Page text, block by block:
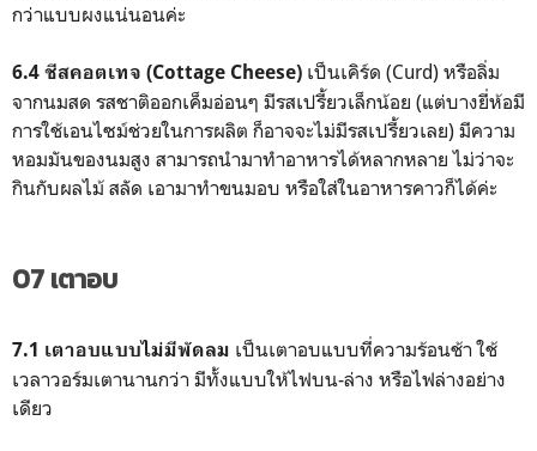
กว่าแบบผงแน่นอนค่ะ
6.4 ชีสคอตเทจ (Cottage Cheese) เป็นเคิร์ด (Curd) หรือลิ่ม
จากนมสด รสชาติออกเค็มอ่อนๆ มีรสเปรี้ยวเล็กน้อย (แต่บางยี่ห้อมี
การใช้เอนไซม์ช่วยในการผลิต ก็อาจจะไม่มีรสเปรี้ยวเลย) มีความ
หอมมันของนมสูง สามารถนำมาทำอาหารได้หลากหลาย ไม่ว่าจะ
กินกับผลไม้ สลัด เอามาทำขนมอบ หรือใส่ในอาหารคาวก็ได้ค่ะ
07 เตาอบ
7.1 เตาอบแบบไม่มีพัดลม เป็นเตาอบแบบที่ความร้อนช้า ใช้
เวลาวอร์มเตานานกว่า มีทั้งแบบให้ไฟบน-ล่าง หรือไฟล่างอย่าง
เดียว